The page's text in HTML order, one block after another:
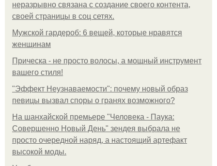
неразрывно связана с создание своего контента,
своей страницы в соц сетях.
Мужской гардероб: 6 вещей, которые нравятся
женщинам
Прическа - не просто волосы, а мощный инструмент
вашего стиля!
"Эффект Неузнаваемости": почему новый образ
певицы вызвал споры о гранях возможного?
На шанхайской премьере "Человека - Паука:
Совершенно Новый День" зендея выбрала не
просто очередной наряд, а настоящий артефакт
высокой моды.